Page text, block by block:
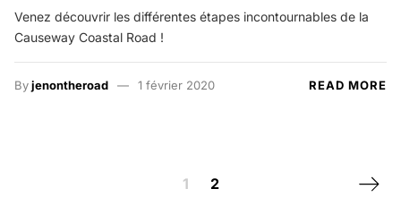
Venez découvrir les différentes étapes incontournables de la
Causeway Coastal Road !
Byjenontheroad 1 février 2020 READ MORE
1 2 Next